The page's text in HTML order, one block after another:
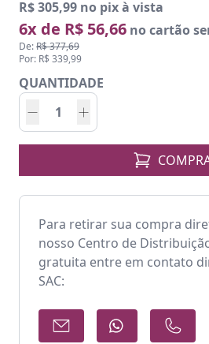
R$ 305,99 no pix à vista
6x de R$ 56,66 no cartão
De:R$ 377,69
Por: R$ 339,99
QUANTIDADE
Para retirar sua compra
nosso Centro de
gratuita entre em contato
SAC: